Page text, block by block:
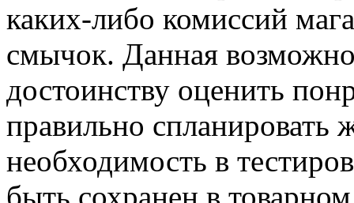
каких-либо комиссий
смычок. Данная
достоинству оценить
правильно спланировать
необходимость в